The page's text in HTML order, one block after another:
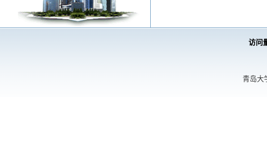
访问
青岛大